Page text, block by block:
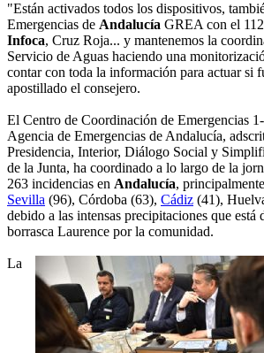
"Están activados todos los dispositivos,
Emergencias de Andalucía GREA con el
Infoca, Cruz Roja... y mantenemos la
Servicio de Aguas haciendo una
contar con toda la información para actuar si
apostillado el consejero.
El Centro de Coordinación de Emergencias
Agencia de Emergencias de Andalucía,
Presidencia, Interior, Diálogo Social y
de la Junta, ha coordinado a lo largo de la
263 incidencias en Andalucía,
Sevilla (96), Córdoba (63), Cádiz (41),
debido a las intensas precipitaciones que está
borrasca Laurence por la comunidad.
La